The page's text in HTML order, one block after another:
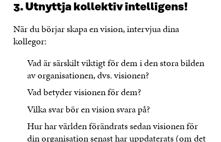
3. Utnyttja kollektiv intelligens!
När du börjar skapa en vision, intervjua dina
kollegor:
Vad är särskilt viktigt för dem i den stora bilden
av organisationen, dvs. visionen?
Vad betyder visionen för dem?
Vilka svar bör en vision svara på?
Hur har världen förändrats sedan visionen för
din organisation senast har uppdaterats (om det